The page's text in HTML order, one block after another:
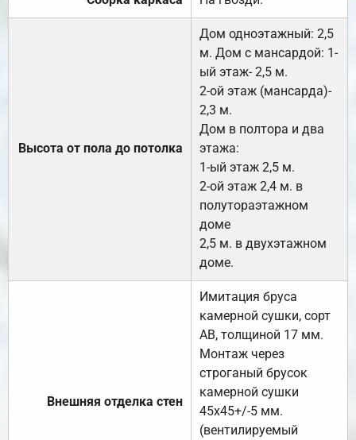
Высота от пола до потолка
Дом одноэтажный: 2,5
м. Дом с мансардой: 1-
ый этаж- 2,5 м.
2-ой этаж (мансарда)-
2,3 м.
Дом в полтора и два
этажа:
1-ый этаж 2,5 м.
2-ой этаж 2,4 м. в
полутораэтажном
доме
2,5 м. в двухэтажном
доме.
Внешняя отделка стен
Имитация бруса
камерной сушки, сорт
АВ, толщиной 17 мм.
Монтаж через
строганый брусок
камерной сушки
45х45+/-5 мм.
(вентилируемый